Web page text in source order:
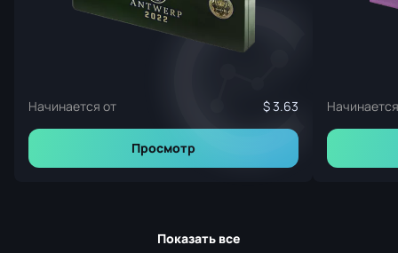
Начинается от 3.63
Просмотр
Показать все